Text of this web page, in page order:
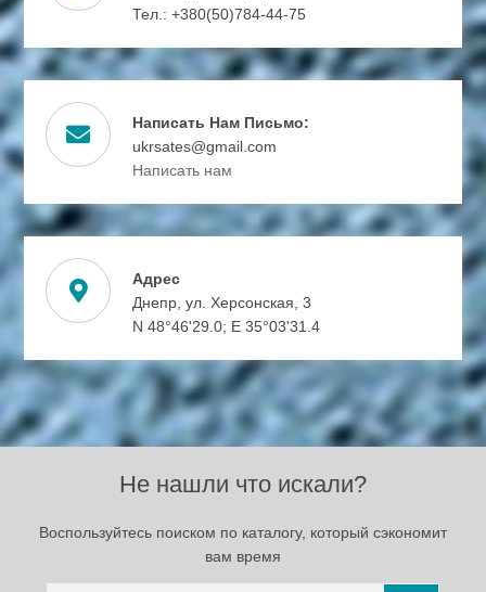
Тел.: +380(50)784-44-75
Написать Нам Письмо:
ukrsates@gmail.com
Написать нам
Адрес
Днепр, ул. Херсонская, 3
N 48°46'29.0; E 35°03'31.4
Не нашли что искали?
Воспользуйтесь поиском по каталогу, который сэкономит
вам время